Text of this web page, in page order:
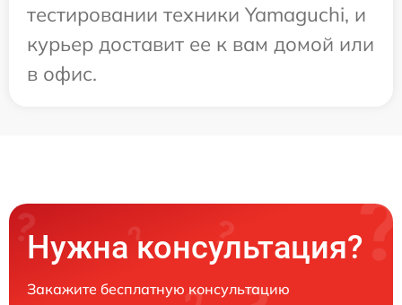
тестировании техники Yamaguchi, и
курьер доставит ее к вам домой или
в офис.
Нужна консультация?
Закажите бесплатную консультацию